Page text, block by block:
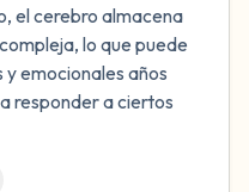
el cerebro almacena
lo que puede
y emocionales años
responder a ciertos